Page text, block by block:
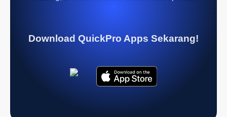
Download QuickPro Apps Sekarang!